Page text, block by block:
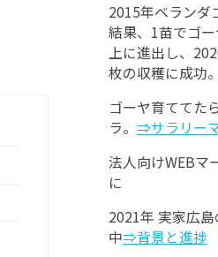
2015年ベランダ
結果、1苗でゴ
上に進出し、
枚の収穫に成功。
ゴーヤ育ててた
ラ。 ⇒サラリー
法人向けWEBマ
に
2021年 実家広
中⇒背景と進捗